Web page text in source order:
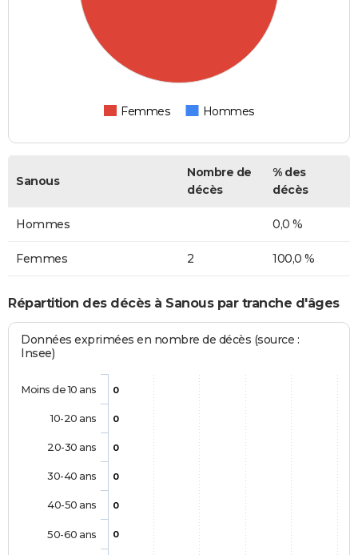
Femmes Hommes
Sanous
Nombre de
décès
% des
décès
Hommes 0,0 %
Femmes 2 100,0 %
Répartition des décès à Sanous par tranche d'âges
Données exprimées en nombre de décès (source :
Insee)
0
0
0
0
0
0
Moins de 10 ans
10-20 ans
20-30 ans
30-40 ans
40-50 ans
50-60 ans